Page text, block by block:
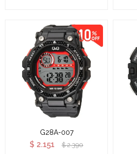
G28A-007
$ 2.151 $ 2.390